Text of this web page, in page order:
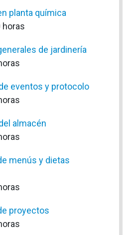
planta química
horas
de jardinería
eventos y protocolo
almacén
menús y dietas
proyectos